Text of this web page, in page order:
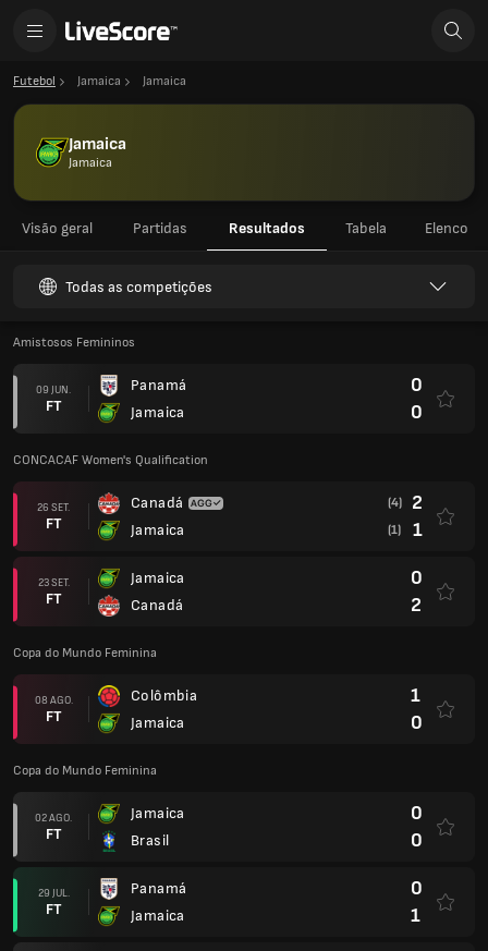
Futebol Jamaica Jamaica
Jamaica
Jamaica
Visão geral Partidas Resultados Tabela Elenco
Todas as competições
Amistosos Femininos
09 JUN.
FT
Panamá
Jamaica
0
0
CONCACAF Women's Qualification
26 SET.
FT
Canadá
Jamaica
(4) 2
(1) 1
23 SET.
FT
Jamaica
Canadá
0
2
Copa do Mundo Feminina
08 AGO.
FT
Colômbia
Jamaica
1
0
Copa do Mundo Feminina
02 AGO.
FT
Jamaica
Brasil
0
0
29 JUL.
FT
Panamá
Jamaica
0
1